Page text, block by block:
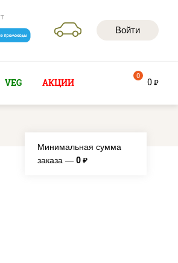
Войти
VEG АКЦИИ 0 руб
0
Минимальная сумма
заказа — 0 руб.